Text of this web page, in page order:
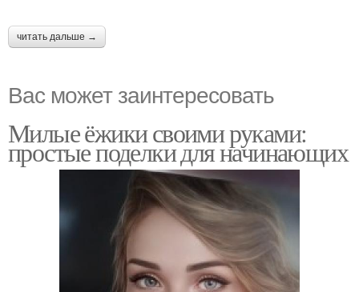
читать дальше →
Вас может заинтересовать
Милые ёжики своими руками:
простые поделки для начинающих